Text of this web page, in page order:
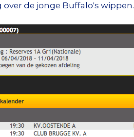
over de jonge Buffalo's wippen.